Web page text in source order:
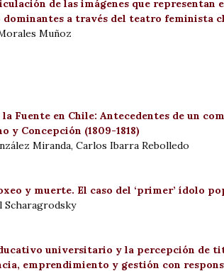
de las imágenes que representan
dominantes a través del teatro feminista
Muñoz
Fuente en Chile: Antecedentes de un
y Concepción (1809-1818)
Miranda, Carlos Ibarra Rebolledo
y muerte. El caso del ‘primer’ ídolo
Scharagrodsky
universitario y la percepción de
emprendimiento y gestión con